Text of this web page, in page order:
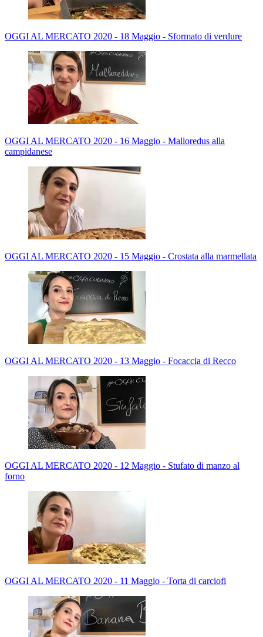
OGGI AL MERCATO 2020 - 18 Maggio - Sformato di verdure
OGGI AL MERCATO 2020 - 16 Maggio - Malloredus alla
campidanese
OGGI AL MERCATO 2020 - 15 Maggio - Crostata alla marmellata
OGGI AL MERCATO 2020 - 13 Maggio - Focaccia di Recco
OGGI AL MERCATO 2020 - 12 Maggio - Stufato di manzo al
forno
OGGI AL MERCATO 2020 - 11 Maggio - Torta di carciofi